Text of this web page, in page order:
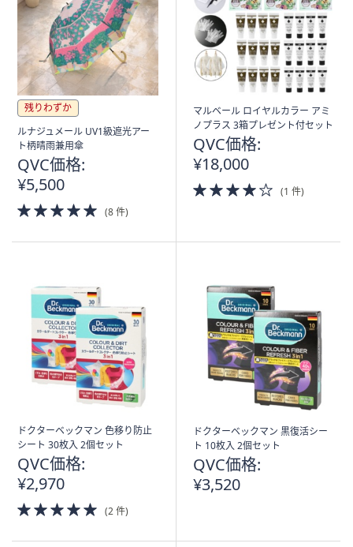
残りわずか
ルナジュメール UV1級遮光アー
ト柄晴雨兼用傘
QVC価格:
¥5,500
5.0
of
(8 件)
マルベール ロイヤルカラー アミ
ノプラス 3箱プレゼント付セット
QVC価格:
¥18,000
4.0
of
(1 件)
ドクターベックマン 色移り防止
シート 30枚入 2個セット
QVC価格:
¥2,970
5.0
of
(2 件)
ドクターベックマン 黒復活シー
ト 10枚入 2個セット
QVC価格:
¥3,520